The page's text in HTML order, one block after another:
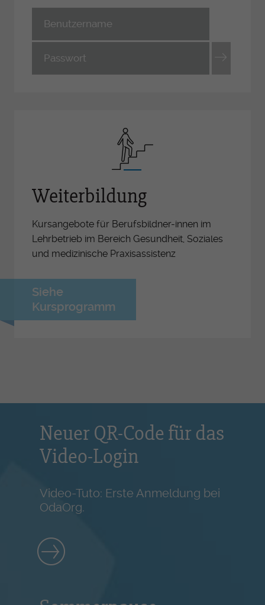
Weiterbildung
Kursangebote für Berufsbildner-innen im
Lehrbetrieb im Bereich Gesundheit, Soziales
und medizinische Praxisassistenz
Siehe
Kursprogramm
Neuer QR-Code für das
Video-Login
Video-Tuto: Erste Anmeldung bei
OdaOrg.